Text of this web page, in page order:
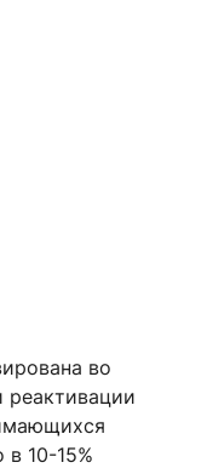
во
реактивации
10-15%